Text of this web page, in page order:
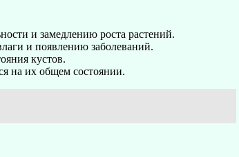
и замедлению роста растений.
и появлению заболеваний.
кустов.
на их общем состоянии.